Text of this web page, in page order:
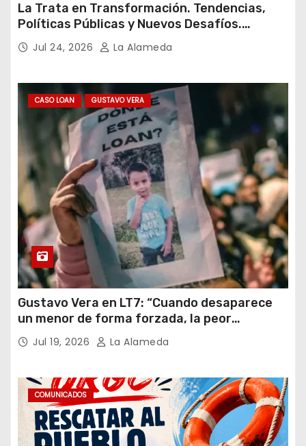
La Trata en Transformación. Tendencias,
Políticas Públicas y Nuevos Desafíos.
Argentina y el Mundo – Julio 2026
Jul 24, 2026 La Alameda
CASO LOAN GUSTAVO VERA
Gustavo Vera en LT7: “Cuando desaparece
un menor de forma forzada, la peor
hipótesis es trata, y así debe seguir
caratulado el caso Loan”
Jul 19, 2026 La Alameda
COMUNICADOS